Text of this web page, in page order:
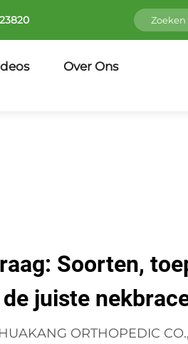
Over Ons
Soorten,
juiste
ORTHOPEDIC